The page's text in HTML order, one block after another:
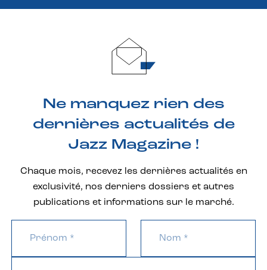
Ne manquez rien des
dernières actualités de
Jazz Magazine !
Chaque mois, recevez les dernières actualités en
exclusivité, nos derniers dossiers et autres
publications et informations sur le marché.